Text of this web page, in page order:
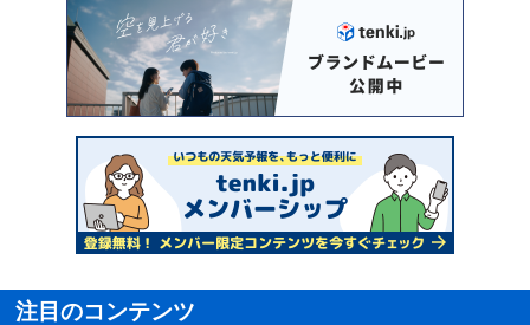
注目のコンテンツ